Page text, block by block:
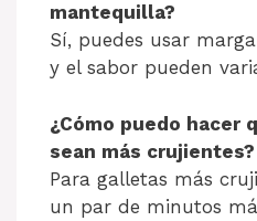
mantequilla?
Sí, puedes usar
y el sabor pueden
¿Cómo puedo hacer
sean más crujientes?
Para galletas más
un par de minutos